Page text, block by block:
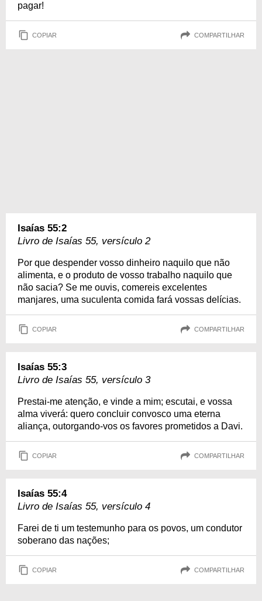
pagar!
COPIAR COMPARTILHAR
Isaías 55:2
Livro de Isaías 55, versículo 2
Por que despender vosso dinheiro naquilo que não
alimenta, e o produto de vosso trabalho naquilo que
não sacia? Se me ouvis, comereis excelentes
manjares, uma suculenta comida fará vossas delícias.
COPIAR COMPARTILHAR
Isaías 55:3
Livro de Isaías 55, versículo 3
Prestai-me atenção, e vinde a mim; escutai, e vossa
alma viverá: quero concluir convosco uma eterna
aliança, outorgando-vos os favores prometidos a Davi.
COPIAR COMPARTILHAR
Isaías 55:4
Livro de Isaías 55, versículo 4
Farei de ti um testemunho para os povos, um condutor
soberano das nações;
COPIAR COMPARTILHAR